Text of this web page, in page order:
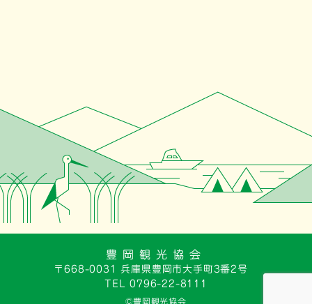
豊岡観光協会
〒668-0031 兵庫県豊岡市大手町3番2号
TEL 0796-22-8111
©豊岡観光協会